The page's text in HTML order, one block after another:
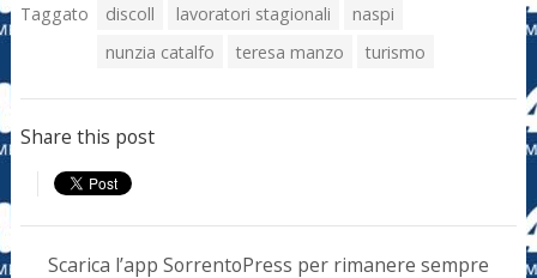
Taggato discoll lavoratori stagionali
naspi
nunzia catalfo
teresa manzo turismo
Share this post
Scarica l’app SorrentoPress per rimanere sempre